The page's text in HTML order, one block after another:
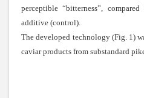
perceptible “bitterness”,
additive (control).
The developed technology (Fig. 1)
caviar products from substandard